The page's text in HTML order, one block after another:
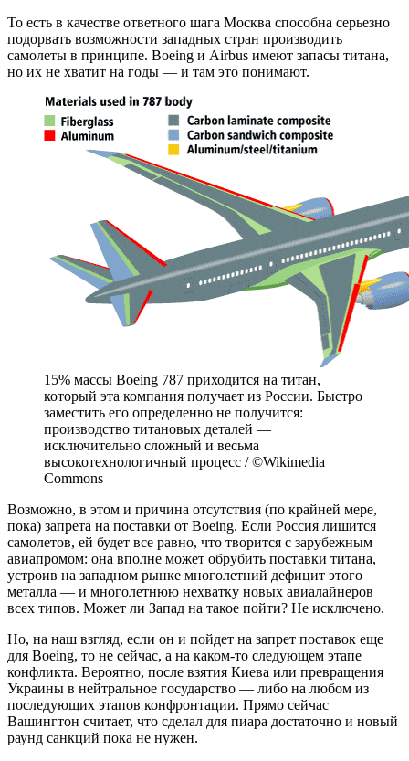
То есть в качестве ответного шага Москва способна серьезно
подорвать возможности западных стран производить
самолеты в принципе. Boeing и Airbus имеют запасы титана,
но их не хватит на годы — и там это понимают.
15% массы Boeing 787 приходится на титан,
который эта компания получает из России. Быстро
заместить его определенно не получится:
производство титановых деталей —
исключительно сложный и весьма
высокотехнологичный процесс / ©Wikimedia
Commons
Возможно, в этом и причина отсутствия (по крайней мере,
пока) запрета на поставки от Boeing. Если Россия лишится
самолетов, ей будет все равно, что творится с зарубежным
авиапромом: она вполне может обрубить поставки титана,
устроив на западном рынке многолетний дефицит этого
металла — и многолетнюю нехватку новых авиалайнеров
всех типов. Может ли Запад на такое пойти? Не исключено.
Но, на наш взгляд, если он и пойдет на запрет поставок еще
для Boeing, то не сейчас, а на каком-то следующем этапе
конфликта. Вероятно, после взятия Киева или превращения
Украины в нейтральное государство — либо на любом из
последующих этапов конфронтации. Прямо сейчас
Вашингтон считает, что сделал для пиара достаточно и новый
раунд санкций пока не нужен.